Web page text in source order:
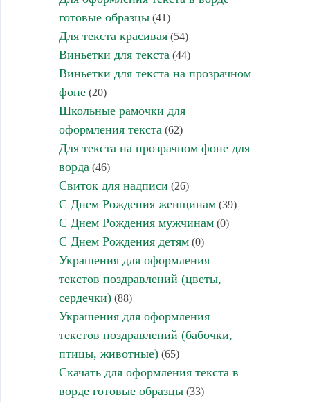
готовые образцы(41)
Для текста красивая(54)
Виньетки для текста (44)
Виньетки для текста на прозрачном
фоне(20)
Школьные рамочки для
оформления текста (62)
Для текста на прозрачном фоне для
ворда (46)
Свиток для надписи (26)
С Днем Рождения женщинам(39)
С Днем Рождения мужчинам(0)
С Днем Рождения детям(0)
Украшения для оформления
текстов поздравлений (цветы,
сердечки)(88)
Украшения для оформления
текстов поздравлений (бабочки,
птицы, животные)(65)
Скачать для оформления текста в
ворде готовые образцы(33)